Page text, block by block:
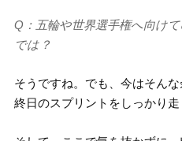
Q：五輪や世界選手権へ向け
では？
そうですね。でも、今はそん
終日のスプリントをしっかり走